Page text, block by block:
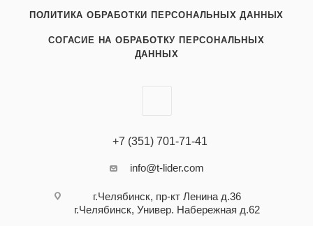
ПОЛИТИКА ОБРАБОТКИ ПЕРСОНАЛЬНЫХ ДАННЫХ
СОГАСИЕ НА ОБРАБОТКУ ПЕРСОНАЛЬНЫХ
ДАННЫХ
+7 (351) 701-71-41
info@t-lider.com
г.Челябинск, пр-кт Ленина д.36
г.Челябинск, Универ. Набережная д.62